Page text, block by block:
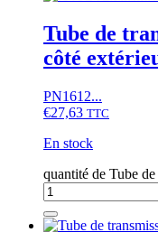
Tube de
côté
PN1612...
€27,63 TTC
En stock
quantité de Tube